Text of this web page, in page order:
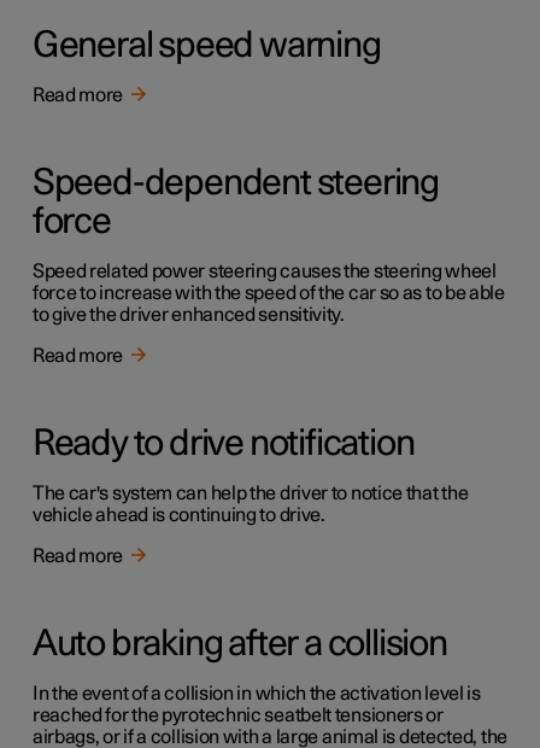
General speed warning
Read more
Speed-dependent steering
force
Speed related power steering causes the steering wheel
force to increase with the speed of the car so as to be able
to give the driver enhanced sensitivity.
Read more
Ready to drive notification
The car's system can help the driver to notice that the
vehicle ahead is continuing to drive.
Read more
Auto braking after a collision
In the event of a collision in which the activation level is
reached for the pyrotechnic seatbelt tensioners or
airbags, or if a collision with a large animal is detected, the